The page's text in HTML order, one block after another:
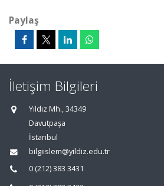
Paylaş
İletişim Bilgileri
Yıldız Mh., 34349
Davutpaşa
İstanbul
bilgiislem@yildiz.edu.tr
0 (212) 383 3431